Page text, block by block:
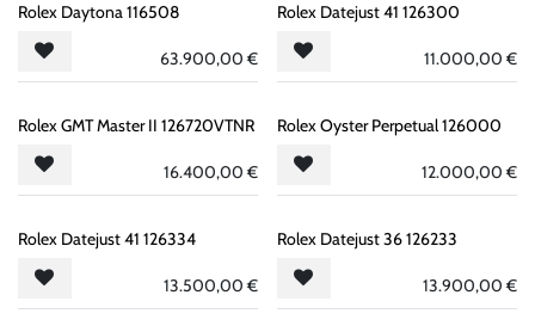
Rolex Daytona 116508
63.900,00€
Rolex Datejust 41 126300
11.000,00€
Rolex GMT Master II 126720VTNR
16.400,00€
Rolex Oyster Perpetual 126000
12.000,00€
Rolex Datejust 41 126334
13.500,00€
Rolex Datejust 36 126233
13.900,00€